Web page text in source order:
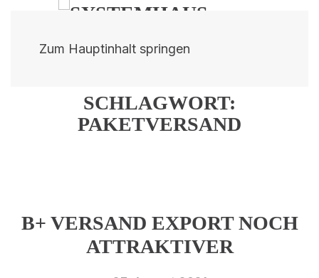
Zum Hauptinhalt springen
SCHLAGWORT:
PAKETVERSAND
B+ VERSAND EXPORT NOCH
ATTRAKTIVER